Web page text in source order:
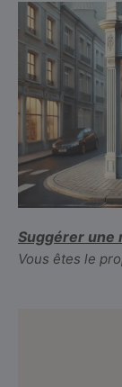
Suggérer une
Vous êtes le